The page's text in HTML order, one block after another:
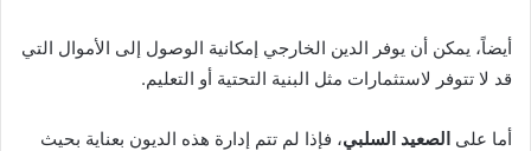
أيضاً، يمكن أن يوفر الدين الخارجي إمكانية الوصول إلى الأموال التي
قد لا تتوفر لاستثمارات مثل البنية التحتية أو التعليم.
أما على الصعيد السلبي، فإذا لم تتم إدارة هذه الديون بعناية بحيث